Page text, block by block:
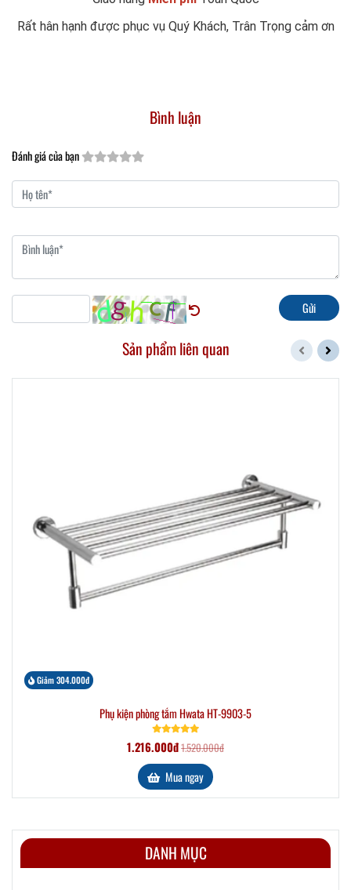
Rất hân hạnh được phục vụ Quý Khách, Trân Trọng cảm ơn
Bình luận
Đánh giá của bạn
Gửi
Sản phẩm liên quan
Giảm 304.000đ
Phụ kiện phòng tắm Hwata HT-9903-5
1.216.000đ1.520.000đ
Mua ngay
DANH MỤC